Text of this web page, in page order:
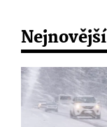
Nejnovější